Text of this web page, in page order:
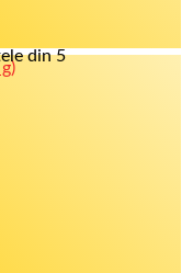
din 5